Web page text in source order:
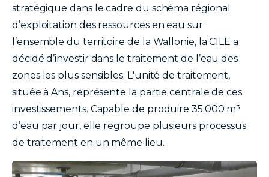
stratégique dans le cadre du schéma régional
d’exploitation des ressources en eau sur
l’ensemble du territoire de la Wallonie, la CILE a
décidé d’investir dans le traitement de l’eau des
zones les plus sensibles. L'unité de traitement,
située à Ans, représente la partie centrale de ces
investissements. Capable de produire 35.000 m³
d’eau par jour, elle regroupe plusieurs processus
de traitement en un même lieu.
image